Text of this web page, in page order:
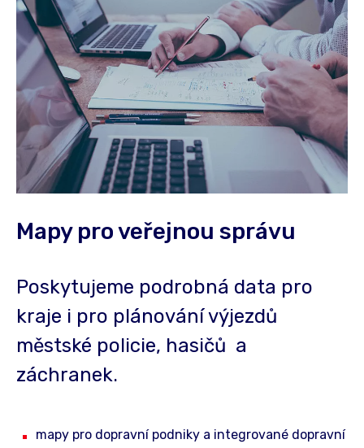
Mapy pro veřejnou správu
Poskytujeme podrobná data pro
kraje i pro plánování výjezdů
městské policie, hasičů a
záchranek.
mapy pro dopravní podniky a integrované dopravní